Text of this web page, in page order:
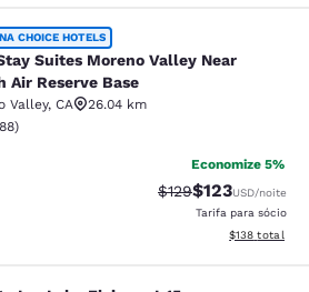
Moreno Valley
CHOICE HOTELS
Suites Moreno Valley Near
Air Reserve Base
Valley, CA
26.04 km
3.16 estrelas. Bom. 88 avaliações
88)
Economize 5%
Tarifa anterior
$129Tarifa com
$123USD/noite
Tarifa para sócio
Exibir
$138 total